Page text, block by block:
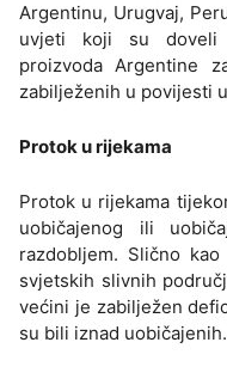
Argentinu, Urugvaj,
uvjeti koji su doveli
proizvoda Argentine
zabilježenih u povijesti
Protok u rijekama
Protok u rijekama
uobičajenog ili
razdobljem. Slično
svjetskih slivnih
većini je zabilježen
su bili iznad uobičajenih.